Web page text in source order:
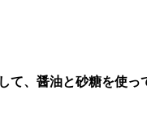
て、醤油と砂糖を使